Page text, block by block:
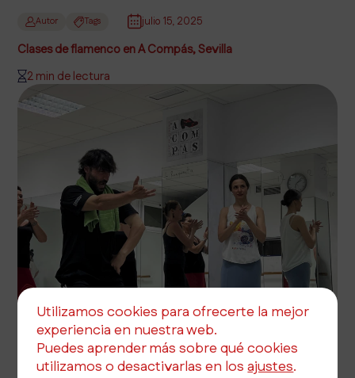
Autor Tags julio 15, 2025
Clases de flamenco en A Compás, Sevilla
2 min de lectura
Autor Tags julio 15, 2025
Utilizamos cookies para ofrecerte la mejor
experiencia en nuestra web.
Puedes aprender más sobre qué cookies
utilizamos o desactivarlas en losajustes.